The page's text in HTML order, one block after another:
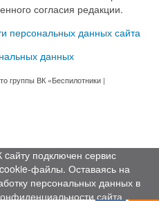
согласия редакции.
персональных данных сайта
данных
группы ВК «Беспилотники |
подключен сервис
файлы. Оставаясь на
персональных данных в
сайта